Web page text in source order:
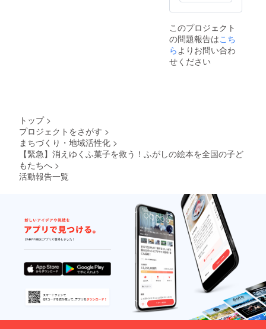
荷時期
が遅れ
る場合
があり
ます。
※備考欄
数まで
の発送
ます。
※お届け
日は
「お届
け予
定」月
れてい
ます。
材の供
給状
況、製
造工程
上の都
合等に
より出
荷時期
が遅れ
る場合
があり
ます。
※備考欄
に欲し
ジェク
ト終了
後、ス
タッフ
よりご
連絡差
内に配
送 配送
国内配
送のみ
となり
ます。
※お届け
日は
「お届
け予
定」月
の月末
です。
※こちら
のリ
ターン
の寄贈
🚚 配送
プロ
ジェク
ト終了
後、約
2ヶ月以
会にし
なセッ
トで
す！ ※
国内配
送のみ
となり
ます。
※お届け
日は
「お届
け予
定」月
の月末
です。
は送料
が含ま
れてい
ます。
※ご注文
状況、
使用部
る場合
粉、小
麦蛋白
ン)/カラ
メル色
素、膨
張剤
式会社
株式会
社水野
製菓 🔴
活用方
法 ・お
子様と
の読み
聞かせ
タイム
・家族
でのお
やつタ
イム ・
プレゼ
的、子
ら大人
まで安
心して
楽しめ
ます。
造)、黒
麦蛋白
(グルテ
ン)/カラ
メル色
素、膨
張剤
【内容
量】 30
本 / 1箱
あたり
【賞味
期限】
180日
楽しめ
食品衛
生協会
HACCP
取得
【原材
麦蛋白
(グルテ
張剤
【内容
量】150
本 【賞
味期
限】180
日 【製
造元】
株式会
社水野
製菓
【販売
元】 株
式会社
このプロジェクト
の問題報告はこち
ら よりお問い合わ
せください
トップ >
プロジェクトをさがす >
まちづくり・地域活性化 >
【緊急】消えゆくふ菓子を救う！ふがしの絵本を全国の子ど
もたちへ >
活動報告一覧